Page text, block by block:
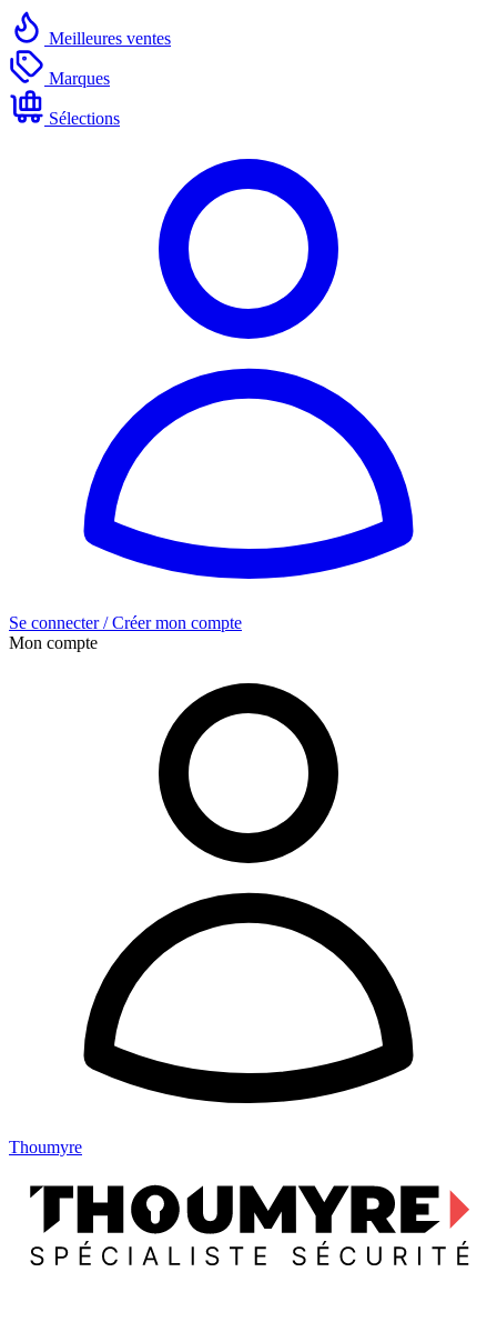
Meilleures ventes
Marques
Sélections
Se connecter / Créer mon compte
Mon compte
Thoumyre